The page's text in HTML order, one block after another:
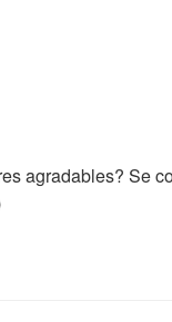
agradables? Se